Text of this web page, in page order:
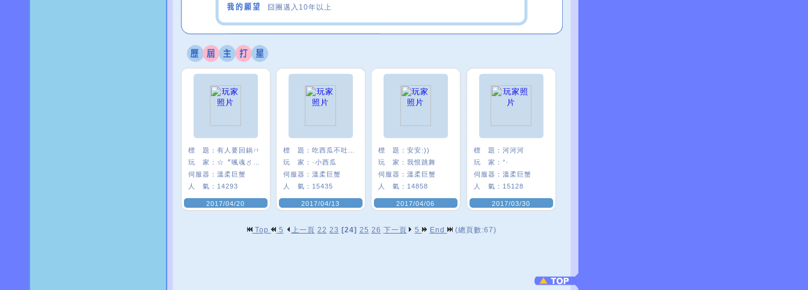
囧團邁入10年以上
標 題： 有人要回鍋ㄇ
玩 家：
伺服器： 溫柔巨蟹
人 氣： 14293
2017/04/20
標 題：
玩 家： ·小西瓜
伺服器： 溫柔巨蟹
人 氣： 15435
2017/04/13
標 題： 安安:))
玩 家： 我恨跳舞
伺服器： 溫柔巨蟹
人 氣： 14858
2017/04/06
標 題： 河河河
玩 家： °·
伺服器： 溫柔巨蟹
人 氣： 15128
2017/03/30
Top 5 上一頁 22 23 [24] 25 26 下一頁 5 End (總頁數:67)